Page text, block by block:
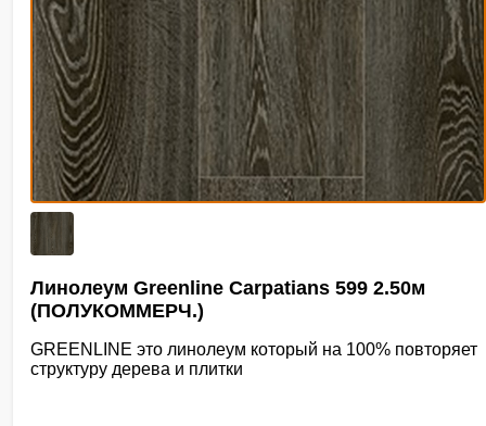
Линолеум Greenline Carpatians 599 2.50м
(ПОЛУКОММЕРЧ.)
GREENLINE это линолеум который на 100% повторяет
структуру дерева и плитки